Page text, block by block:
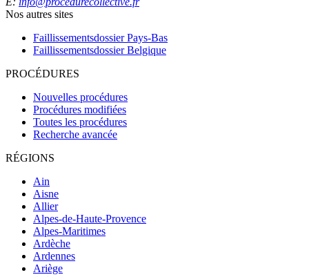
Nos autres sites
Faillissementsdossier Pays-Bas
Faillissementsdossier Belgique
PROCÉDURES
Nouvelles procédures
Procédures modifiées
Toutes les procédures
Recherche avancée
RÉGIONS
Ain
Aisne
Allier
Alpes-de-Haute-Provence
Alpes-Maritimes
Ardèche
Ardennes
Ariège